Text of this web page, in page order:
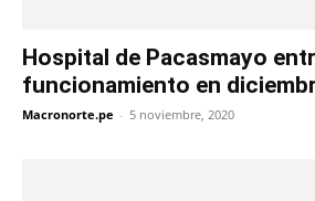
Hospital de Pacasmayo
funcionamiento en
Macronorte.pe - 5 noviembre, 2020